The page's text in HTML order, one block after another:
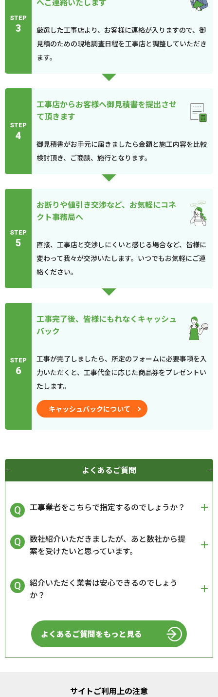
STEP
3
厳選した工事店より、お客様に連絡が入りますので、御
見積のための現地調査日程を工事店と調整していただき
ます。
STEP
4
工事店からお客様へ御見積書を提出させ
て頂きます
御見積書がお手元に届きましたら金額と施工内容を比較
検討頂き、ご商談、施行となります。
STEP
5
お断りや値引き交渉など、お気軽にコネ
クト事務局へ
直接、工事店と交渉しにくいと感じる場合など、皆様に
変わって我々が交渉いたします。いつでもお気軽にご連
絡ください。
STEP
6
工事完了後、皆様にもれなくキャッシュ
バック
工事が完了しましたら、所定のフォームに必要事項を入
力いただくと、工事代金に応じた商品券をプレゼントい
たします。
キャッシュバックについて
よくあるご質問
工事業者をこちらで指定するのでしょうか？
数社紹介いただきましたが、あと数社から提
案を受けたいと思っています。
紹介いただく業者は安心できるのでしょう
か？
よくあるご質問をもっと見る
サイトご利用上の注意